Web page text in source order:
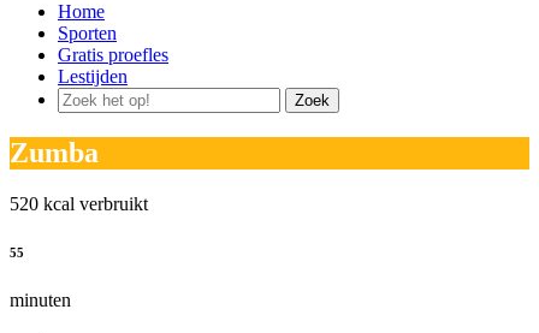
Home
Sporten
Gratis proefles
Lestijden
Zoek
Zumba
520 kcal verbruikt
55
minuten